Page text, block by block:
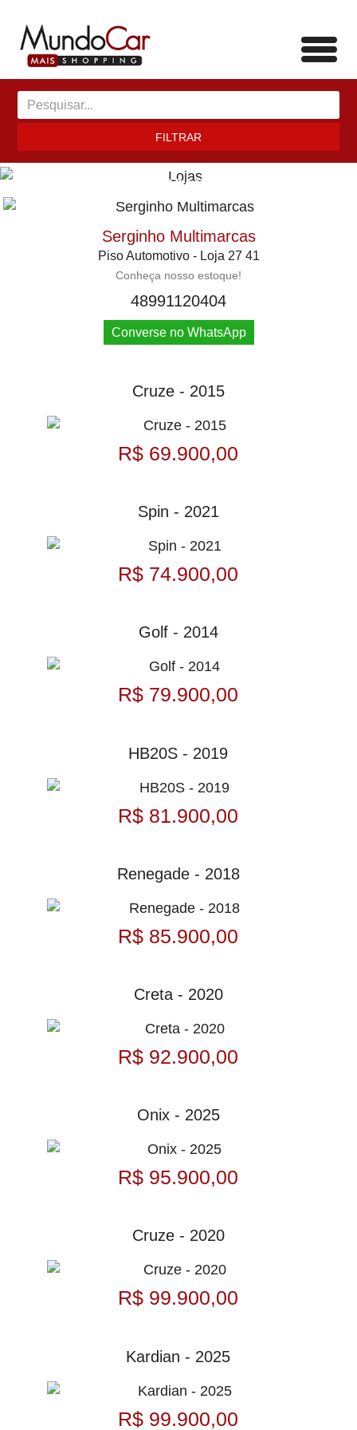
FILTRAR
LOJAS
Serginho Multimarcas
Piso Automotivo - Loja 27 41
Conheça nosso estoque!
48991120404
Converse no WhatsApp
Cruze - 2015
R$ 69.900,00
Spin - 2021
R$ 74.900,00
Golf - 2014
R$ 79.900,00
HB20S - 2019
R$ 81.900,00
Renegade - 2018
R$ 85.900,00
Creta - 2020
R$ 92.900,00
Onix - 2025
R$ 95.900,00
Cruze - 2020
R$ 99.900,00
Kardian - 2025
R$ 99.900,00